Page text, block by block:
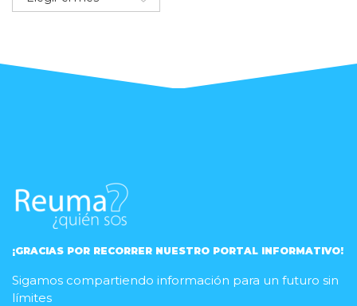
de
¡GRACIAS POR RECORRER NUESTRO PORTAL INFORMATIVO!
Sigamos compartiendo información para un futuro sin
límites